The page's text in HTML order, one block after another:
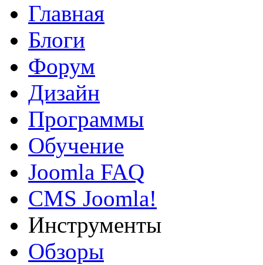
Главная
Блоги
Форум
Дизайн
Программы
Обучение
Joomla FAQ
CMS Joomla!
Инструменты
Обзоры